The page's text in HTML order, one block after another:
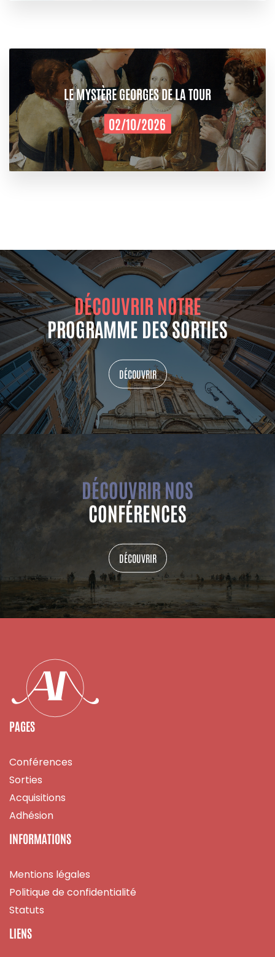
LE MYSTÈRE GEORGES DE LA TOUR
02/10/2026
DÉCOUVRIR NOTRE
PROGRAMME DES SORTIES
DÉCOUVRIR
DÉCOUVRIR NOS
CONFÉRENCES
DÉCOUVRIR
PAGES
Conférences
Sorties
Acquisitions
Adhésion
INFORMATIONS
Mentions légales
Politique de confidentialité
Statuts
LIENS